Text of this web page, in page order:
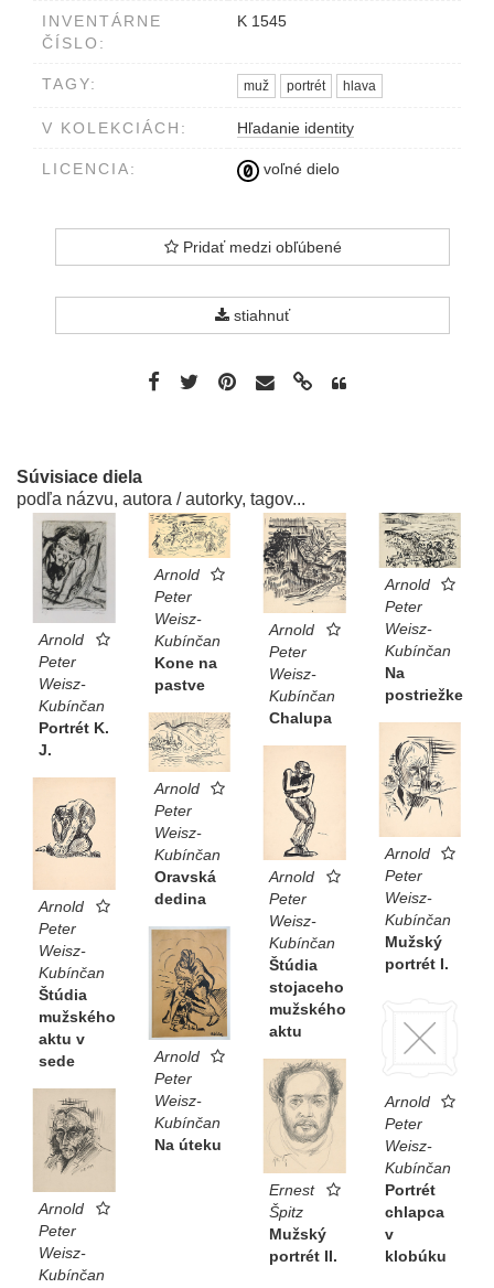
INVENTÁRNE
ČÍSLO:
K 1545
TAGY: muž portrét hlava
V KOLEKCIÁCH: Hľadanie identity
LICENCIA: voľné dielo
Pridať medzi obľúbené
stiahnuť
Súvisiace diela
podľa názvu, autora / autorky, tagov...
Arnold
Peter
Weisz-
Kubínčan
Portrét K.
J.
Arnold
Peter
Weisz-
Kubínčan
Kone na
pastve
Arnold
Peter
Weisz-
Kubínčan
Chalupa
Arnold
Peter
Weisz-
Kubínčan
Na
postriežke
Arnold
Peter
Weisz-
Kubínčan
Oravská
dedina
Arnold
Peter
Weisz-
Kubínčan
Mužský
portrét I.
Arnold
Peter
Weisz-
Kubínčan
Štúdia
stojaceho
mužského
aktu
Arnold
Peter
Weisz-
Kubínčan
Štúdia
mužského
aktu v
sede
Arnold
Peter
Weisz-
Kubínčan
Na úteku
Arnold
Peter
Weisz-
Kubínčan
Portrét
chlapca
v
klobúku
Ernest
Špitz
Mužský
portrét II.
Arnold
Peter
Weisz-
Kubínčan